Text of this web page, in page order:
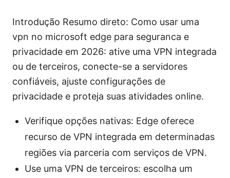
Introdução Resumo direto: Como usar uma
vpn no microsoft edge para seguranca e
privacidade em 2026: ative uma VPN integrada
ou de terceiros, conecte-se a servidores
confiáveis, ajuste configurações de
privacidade e proteja suas atividades online.
Verifique opções nativas: Edge oferece
recurso de VPN integrada em determinadas
regiões via parceria com serviços de VPN.
Use uma VPN de terceiros: escolha um